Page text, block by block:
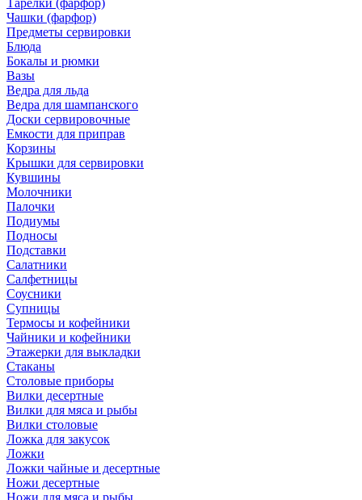
Тарелки (фарфор)
Чашки (фарфор)
Предметы сервировки
Блюда
Бокалы и рюмки
Вазы
Ведра для льда
Ведра для шампанского
Доски сервировочные
Емкости для приправ
Корзины
Крышки для сервировки
Кувшины
Молочники
Палочки
Подиумы
Подносы
Подставки
Салатники
Салфетницы
Соусники
Супницы
Термосы и кофейники
Чайники и кофейники
Этажерки для выкладки
Стаканы
Столовые приборы
Вилки десертные
Вилки для мяса и рыбы
Вилки столовые
Ложка для закусок
Ложки
Ложки чайные и десертные
Ножи десертные
Ножи для мяса и рыбы